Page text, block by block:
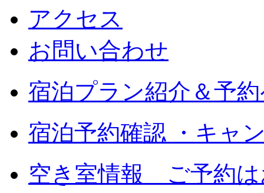
アクセス
お問い合わせ
宿泊プラン紹介＆予
宿泊予約確認 ・キャ
空き室情報 ご予約は